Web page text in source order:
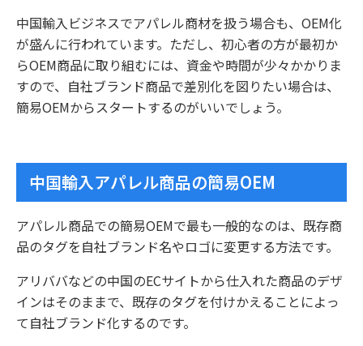
中国輸入ビジネスでアパレル商材を扱う場合も、OEM化
が盛んに行われています。ただし、初心者の方が最初か
らOEM商品に取り組むには、資金や時間が少々かかりま
すので、自社ブランド商品で差別化を図りたい場合は、
簡易OEMからスタートするのがいいでしょう。
中国輸入アパレル商品の簡易OEM
アパレル商品での簡易OEMで最も一般的なのは、既存商
品のタグを自社ブランド名やロゴに変更する方法です。
アリババなどの中国のECサイトから仕入れた商品のデザ
インはそのままで、既存のタグを付けかえることによっ
て自社ブランド化するのです。